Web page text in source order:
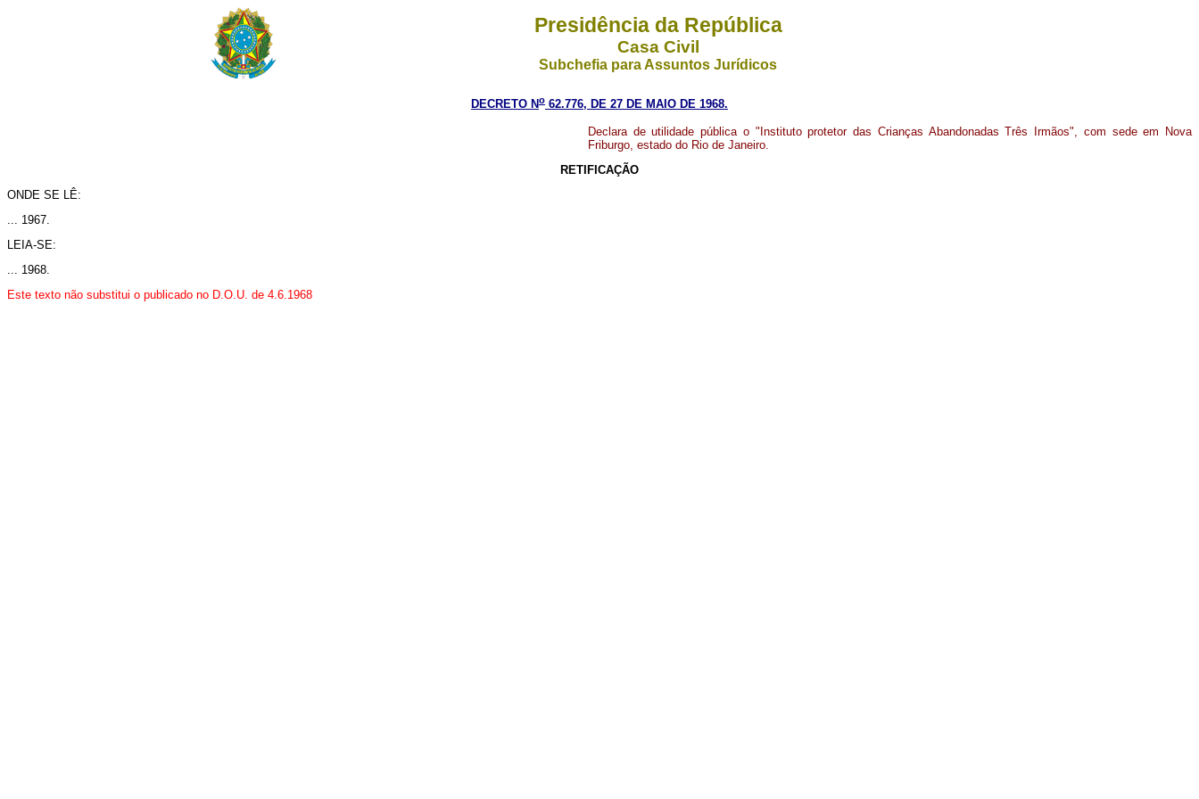
Presidência da República
Casa Civil
Subchefia para Assuntos Jurídicos
DECRETO No 62.776, DE 27 DE MAIO DE 1968.
Declara de utilidade pública o "Instituto protetor das Crianças Abandonadas Três Irmãos", com sede em Nova
Friburgo, estado do Rio de Janeiro.
RETIFICAÇÃO
ONDE SE LÊ:
... 1967.
LEIA-SE:
... 1968.
Este texto não substitui o publicado no D.O.U. de 4.6.1968